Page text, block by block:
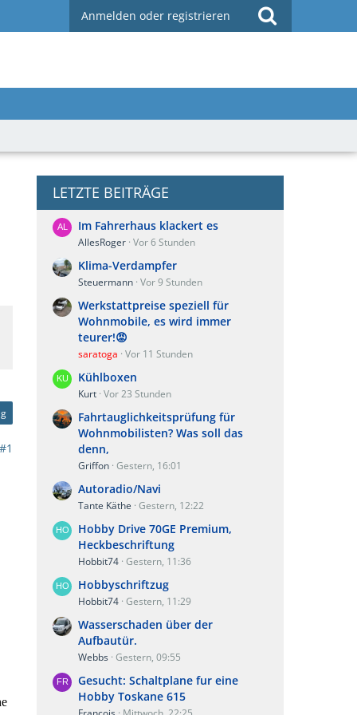
Anmelden oder registrieren
#1
LETZTE BEITRÄGE
Im Fahrerhaus klackert es
AllesRoger Vor 6 Stunden
Klima-Verdampfer
Steuermann Vor 9 Stunden
Werkstattpreise speziell für
Wohnmobile, es wird immer
teurer!😡
saratoga Vor 11 Stunden
Kühlboxen
Kurt Vor 23 Stunden
Fahrtauglichkeitsprüfung für
Wohnmobilisten? Was soll das
denn,
Griffon Gestern, 16:01
Autoradio/Navi
Tante Käthe Gestern, 12:22
Hobby Drive 70GE Premium,
Heckbeschriftung
Hobbit74 Gestern, 11:36
Hobbyschriftzug
Hobbit74 Gestern, 11:29
Wasserschaden über der
Aufbautür.
Webbs Gestern, 09:55
Gesucht: Schaltplane fur eine
Hobby Toskane 615